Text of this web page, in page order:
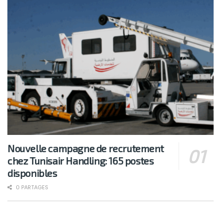
Nouvelle campagne de recrutement
chez Tunisair Handling: 165 postes
disponibles
0 PARTAGES